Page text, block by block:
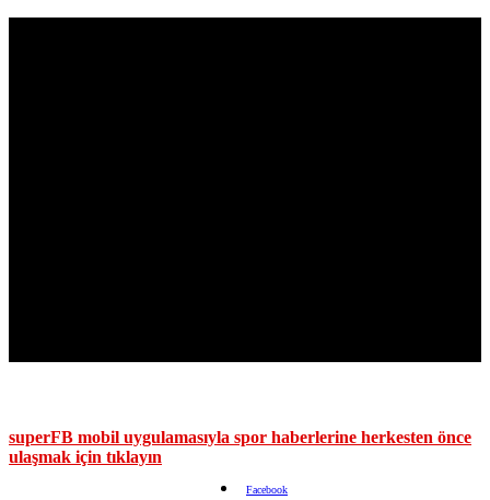
superFB mobil uygulamasıyla spor haberlerine herkesten önce
ulaşmak için tıklayın
Facebook